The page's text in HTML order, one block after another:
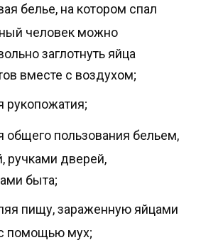
белье, на котором спал
человек можно
заглотнуть яйца
вместе с воздухом;
рукопожатия;
общего пользования бельем,
ручками дверей,
быта;
пищу, зараженную яйцами
помощью мух;